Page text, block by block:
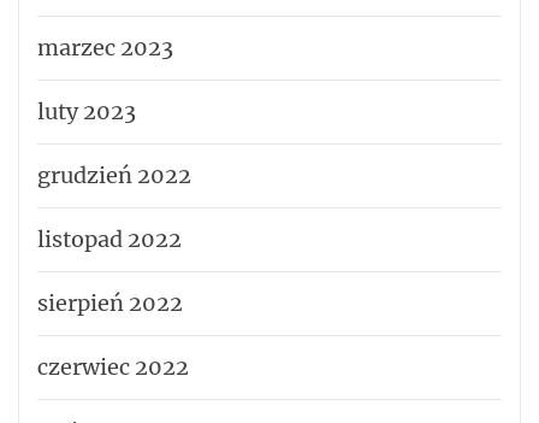
marzec 2023
luty 2023
grudzień 2022
listopad 2022
sierpień 2022
czerwiec 2022